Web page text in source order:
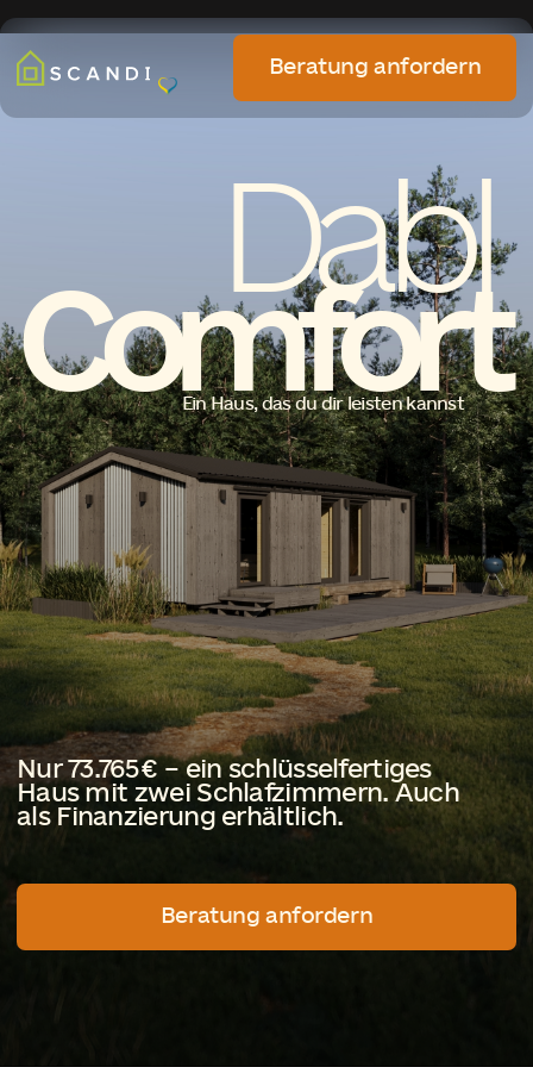
Dabl
Comfort
Nur 73.765 € – ein schlüsselfertiges
Haus mit zwei Schlafzimmern. Auch
als Finanzierung erhältlich.
Ein Haus, das du dir leisten kannst
Beratung anfordern
In einer Welt, in der Häuser
bietet Dabl Comfort die
Möglichkeit, schon heute im
eigenen Zuhause zu leben.